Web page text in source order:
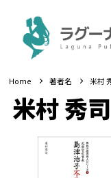
Home 著者名 米村
米村 秀司